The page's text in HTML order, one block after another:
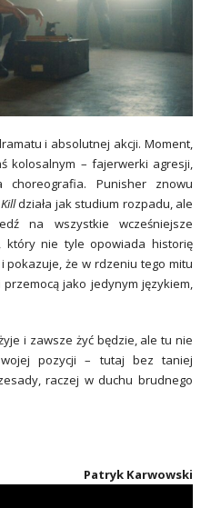
i absolutnej akcji. Moment,
kolosalnym – fajerwerki agresji,
choreografia. Punisher znowu
działa jak studium rozpadu, ale
na wszystkie wcześniejsze
który nie tyle opowiada historię
pokazuje, że w rdzeniu tego mitu
jako jedynym językiem,
i zawsze żyć będzie, ale tu nie
pozycji – tutaj bez taniej
raczej w duchu brudnego
Patryk Karwowski